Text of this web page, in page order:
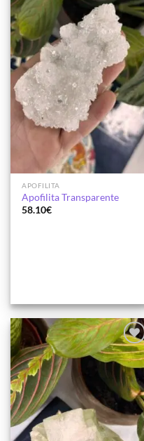
APOFILITA
Apofilita Transparente
58.10€
Añadir
a la
lista de
deseos